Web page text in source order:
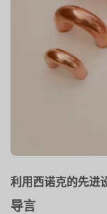
利用西诺克的先进
导言